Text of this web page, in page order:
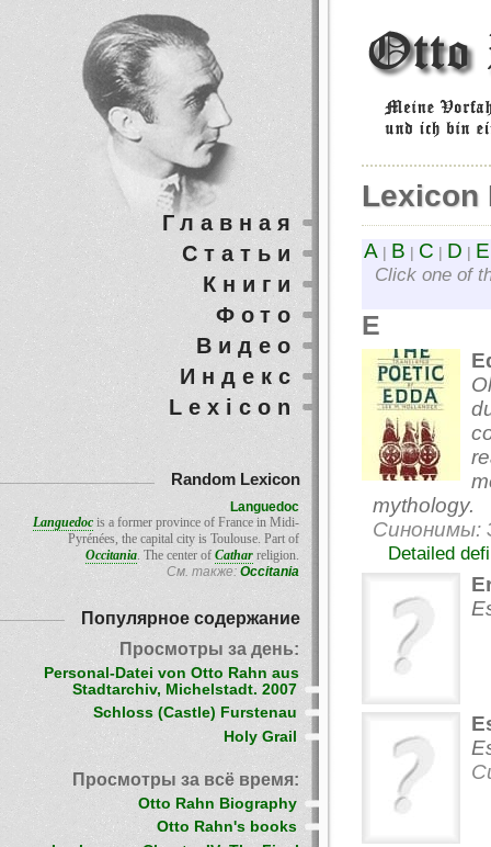
Lexicon
A B C D E
Click one of
E
mythology.
Синонимы:
Detailed
Главная
Статьи
Книги
Фото
Видео
Индекс
Lexicon
Random Lexicon
Languedoc
Languedoc is a former province of France in Midi-
Pyrénées, the capital city is Toulouse. Part of
Occitania. The center of Cathar religion.
См. также:Occitania
Популярное содержание
Просмотры за день:
Personal-Datei von Otto Rahn aus
Stadtarchiv, Michelstadt. 2007
Schloss (Castle) Furstenau
Holy Grail
Просмотры за всё время:
Otto Rahn Biography
Otto Rahn's books